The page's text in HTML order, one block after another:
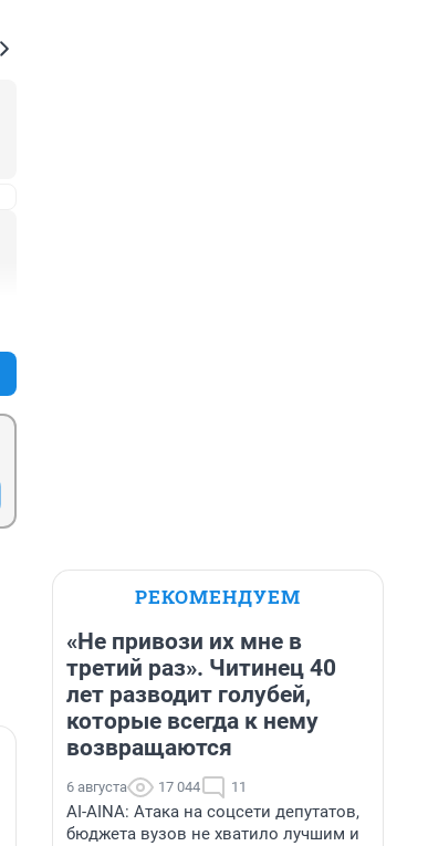
РЕКОМЕНДУЕМ
«Не привози их мне в
третий раз». Читинец 40
лет разводит голубей,
которые всегда к нему
возвращаются
6 августа 17 044 11
AI-AINA: Атака на соцсети депутатов,
бюджета вузов не хватило лучшим и